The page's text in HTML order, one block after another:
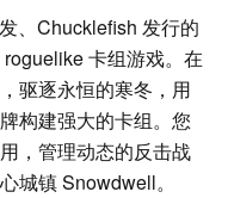
、Chucklefish 发行的
卡组游戏。在
驱逐永恒的寒冬，用
构建强大的卡组。您
，管理动态的反击战
城镇 Snowdwell。